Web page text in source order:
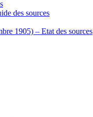
des sources
1905) – Etat des sources